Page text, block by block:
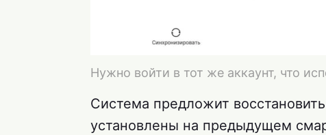
Нужно войти в тот же аккаунт, что
Система предложит
установлены на предыдущем